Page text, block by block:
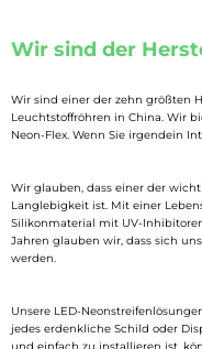
Wir sind der
Wir sind einer der zehn größten
Leuchtstoffröhren in China. Wir
Neon-Flex. Wenn Sie irgendein
Wir glauben, dass einer der
Langlebigkeit ist. Mit einer
Silikonmaterial mit UV-
Jahren glauben wir, dass sich
werden.
Unsere LED-
jedes erdenkliche Schild oder